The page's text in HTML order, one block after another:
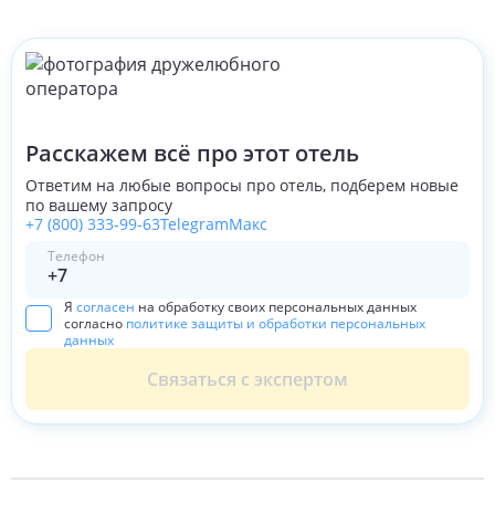
Расскажем всё про этот отель
Ответим на любые вопросы про отель, подберем новые
по вашему запросу
+7 (800) 333-99-63TelegramМакс
Телефон
Я согласен на обработку своих персональных данных
согласно политике защиты и обработки персональных
данных
Связаться с экспертом